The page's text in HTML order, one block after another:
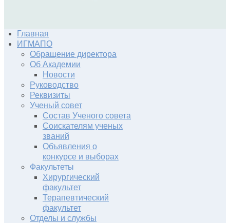
Главная
ИГМАПО
Обращение директора
Об Академии
Новости
Руководство
Реквизиты
Ученый совет
Состав Ученого совета
Соискателям ученых
званий
Объявления о
конкурсе и выборах
Факультеты
Хирургический
факультет
Терапевтический
факультет
Отделы и службы